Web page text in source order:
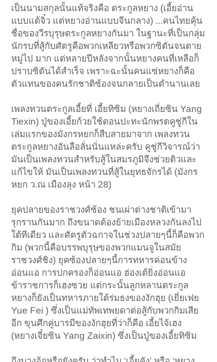
เป็นนามสกุลนั้นแท้จริงคือ ตระกูลหยาง (เอี้ยอ่าน
แบบแต้จิ๋ว แต่หยางอ่านแบบจีนกลาง) ...คนไทยคุ้น
ชื่อของวีรบุรุษตระกูลหยางกันมา ในฐานะที่เป็นกลุ่ม
นักรบที่สู้กับศัตรูคือพวกเหลียวหรือพวกซิตันจนตาย
หมู่ไป มาก แต่หลายปีหลังจากนั้นหยางคนที่เหลือก็
ปราบซิตันได้สำเร็จ เพราะฉะนั้นคนแซ่หยางก็คือ
ตัวแทนของคนรักชาติซ้องจนกลายเป็นตำนานเลย
เพลงทวนตระกูลเอี้ยที่ เอี้ยทิซิม (หยางเถี่ยซิน Yang
Tiexin) ปู่ของเอี้ยก้วยใช้ตอนปะทะนักพรตคูชู่กีใน
เล่มแรกของมังกรหยกก็สืบสายมาจาก เพลงทวน
ตระกูลหยางอันลือลั่นนั่นแหล่ะครับ คูชู่กีวิจารณ์ว่า
มันเป็นเพลงทวนสำหรับสู้ในสมรภูมิจึงช่วยติวและ
แก้ไขให้ มันเป็นเพลงทวนที่สู้ในยุทธจักรได้ (มังกร
หยก ว.ณ เมืองลุง หน้า 28)
ยุคปลายของราชวงศ์ซ้อง ชนเผ่าต่างชาติเข้ามา
รุกรานกันมาก ถึงขนาดต้องย้ายเมืองหลวงกันลงไป
ใต้ทีเดียว และศัตรูตัวฉกาจในช่วงปลายๆนี้ก็คือพวก
กิม (พวกนี้คือบรรพบุรุษของพวกแมนจูในสมัย
ราชวงศ์ชิง) ยุคซ้องปลายๆนี้การทหารค่อนข้าง
อ่อนแอ การปกครองก็อ่อนแอ ฮ่องเต้ยิ่งอ่อนแอ
ข้าราชการก็เฮงซวย แต่กระนั้นลูกหลานตระกูล
หยางก็ยังเป็นทหารภายใต้ร่มธงของงักฮุย (เยี่ยเฟย
Yue Fei ) ซึ่งเป็นแม่ทัพเทพยดาต่อสู้กับพวกกิมเสีย
อีก ขุนศึกคู่บารมีของงักฮุยที่ว่าก็คือ เอี้ยไจ้เฮง
(หยางเจี๋ยซิน Yang Zaixin) ซึ่งเป็นปู่ของเอี้ยทิซิม